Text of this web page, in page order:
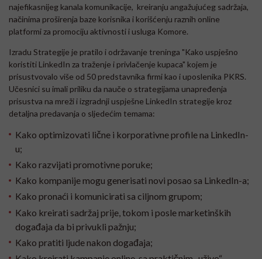
najefikasnijeg kanala komunikacije, kreiranju angažujućeg sadržaja,
načinima proširenja baze korisnika i korišćenju raznih online
platformi za promociju aktivnosti i usluga Komore.
Izradu Strategije je pratilo i održavanje treninga "Kako uspješno
koristiti LinkedIn za traženje i privlačenje kupaca" kojem je
prisustvovalo više od 50 predstavnika firmi kao i uposlenika PKRS.
Učesnici su imali priliku da nauče o strategijama unapređenja
prisustva na mreži i izgradnji uspješne LinkedIn strategije kroz
detaljna predavanja o sljedećim temama:
Kako optimizovati lične i korporativne profile na LinkedIn-
u;
Kako razvijati promotivne poruke;
Kako kompanije mogu generisati novi posao sa LinkedIn-a;
Kako pronaći i komunicirati sa ciljnom grupom;
Kako kreirati sadržaj prije, tokom i posle marketinških
događaja da bi privukli pažnju;
Kako pratiti ljude nakon događaja;